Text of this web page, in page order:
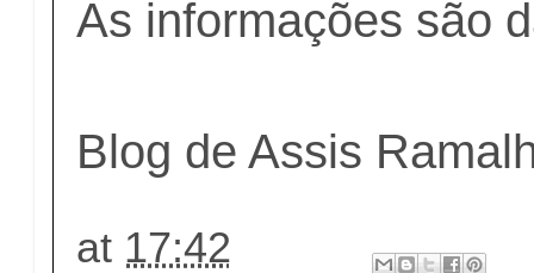
As informações são
Blog de Assis
at 17:42